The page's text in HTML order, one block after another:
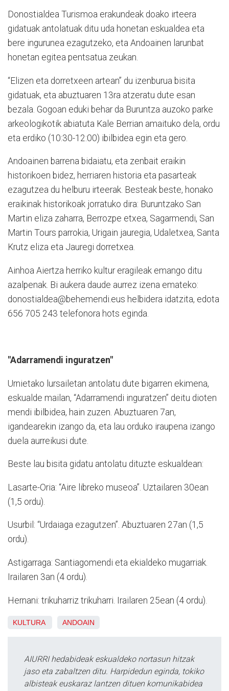
Donostialdea Turismoa erakundeak doako irteera
gidatuak antolatuak ditu uda honetan eskualdea eta
bere ingurunea ezagutzeko, eta Andoainen larunbat
honetan egitea pentsatua zeukan.
“Elizen eta dorretxeen artean” du izenburua bisita
gidatuak, eta abuztuaren 13ra atzeratu dute esan
bezala. Gogoan eduki behar da Buruntza auzoko parke
arkeologikotik abiatuta Kale Berrian amaituko dela, ordu
eta erdiko (10:30-12:00) ibilbidea egin eta gero.
Andoainen barrena bidaiatu, eta zenbait eraikin
historikoen bidez, herriaren historia eta pasarteak
ezagutzea du helburu irteerak. Besteak beste, honako
eraikinak historikoak jorratuko dira: Buruntzako San
Martin eliza zaharra, Berrozpe etxea, Sagarmendi, San
Martin Tours parrokia, Urigain jauregia, Udaletxea, Santa
Krutz eliza eta Jauregi dorretxea.
Ainhoa Aiertza herriko kultur eragileak emango ditu
azalpenak. Bi aukera daude aurrez izena emateko:
donostialdea@behemendi.eus helbidera idatzita, edota
656 705 243 telefonora hots eginda.
"Adarramendi inguratzen"
Urnietako lursailetan antolatu dute bigarren ekimena,
eskualde mailan, “Adarramendi inguratzen” deitu dioten
mendi ibilbidea, hain zuzen. Abuztuaren 7an,
igandearekin izango da, eta lau orduko iraupena izango
duela aurreikusi dute.
Beste lau bisita gidatu antolatu dituzte eskualdean:
Lasarte-Oria: “Aire libreko museoa”. Uztailaren 30ean
(1,5 ordu).
Usurbil: “Urdaiaga ezagutzen”. Abuztuaren 27an (1,5
ordu).
Astigarraga: Santiagomendi eta ekialdeko mugarriak.
Irailaren 3an (4 ordu).
Hernani: trikuharriz trikuharri. Irailaren 25ean (4 ordu).
KULTURA ANDOAIN
AIURRI hedabideak eskualdeko nortasun hitzak
jaso eta zabaltzen ditu. Harpidedun eginda, tokiko
albisteak euskaraz lantzen dituen komunikabidea